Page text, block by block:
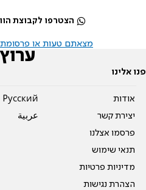
הצטרפו לקבוצת
מצאתם טעות או פרסומת
פנו אלינו
אודות
יצירת קשר
פרסמו אצלנו
תנאי שימוש
מדיניות פרטיות
הצהרת נגישות
Pусский
عربية